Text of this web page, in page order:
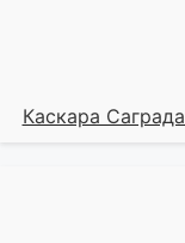
Каскара